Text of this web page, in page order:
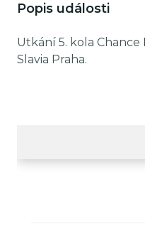
Popis události
Utkání 5. kola Chance
Slavia Praha.